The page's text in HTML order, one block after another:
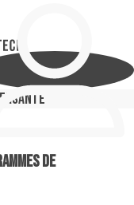
Santé
de